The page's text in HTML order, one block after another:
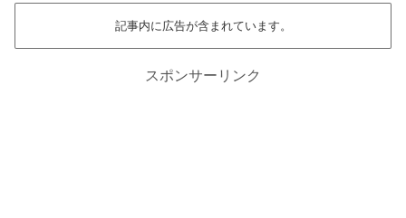
記事内に広告が含まれています。
スポンサーリンク